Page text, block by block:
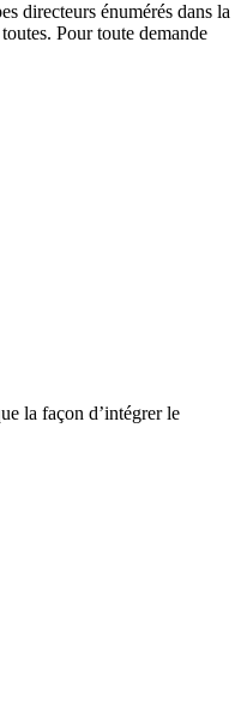
directeurs énumérés dans la
Pour toute demande
la façon d’intégrer le